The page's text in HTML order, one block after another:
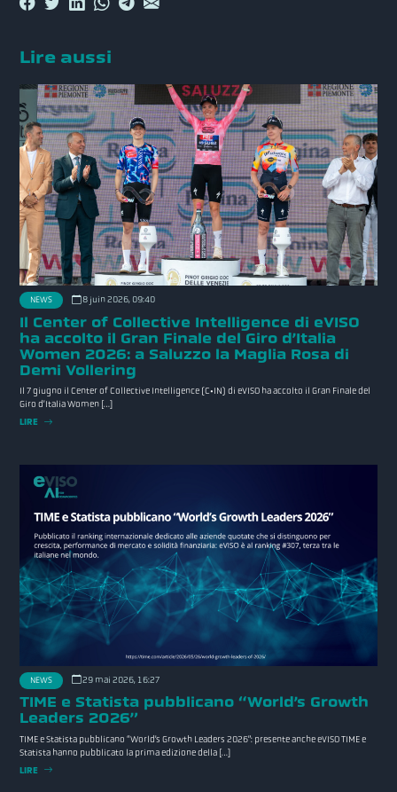
Lire aussi
NEWS 8 juin 2026, 09:40
Il Center of Collective Intelligence di eVISO
ha accolto il Gran Finale del Giro d’Italia
Women 2026: a Saluzzo la Maglia Rosa di
Demi Vollering
Il 7 giugno il Center of Collective Intelligence (C•IN) di eVISO ha accolto il Gran Finale del
Giro d’Italia Women […]
LIRE
NEWS 29 mai 2026, 16:27
TIME e Statista pubblicano “World’s Growth
Leaders 2026”
TIME e Statista pubblicano “World’s Growth Leaders 2026”: presente anche eVISO TIME e
Statista hanno pubblicato la prima edizione della […]
LIRE